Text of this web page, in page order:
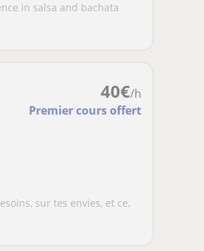
in salsa and bachata
40€/h
Premier cours offert
sur tes envies, et ce,